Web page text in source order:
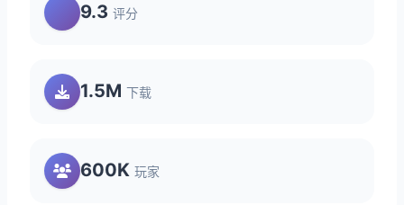
9.3 评分
1.5M 下载
600K 玩家